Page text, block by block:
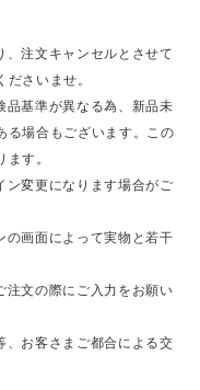
注文キャンセルとさせて
さいませ。
基準が異なる為、新品未
る場合もございます。この
す。
変更になります場合がご
画面によって実物と若干
文の際にご入力をお願い
お客さまご都合による交